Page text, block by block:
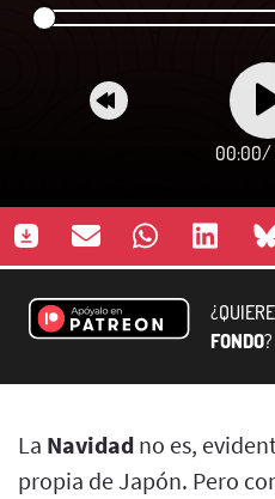
00:00/
FONDO?
La Navidad no es,
propia de Japón. Pero